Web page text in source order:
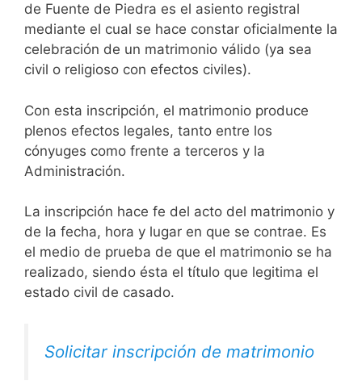
de Fuente de Piedra es el asiento registral
mediante el cual se hace constar oficialmente la
celebración de un matrimonio válido (ya sea
civil o religioso con efectos civiles).
Con esta inscripción, el matrimonio produce
plenos efectos legales, tanto entre los
cónyuges como frente a terceros y la
Administración.
La inscripción hace fe del acto del matrimonio y
de la fecha, hora y lugar en que se contrae. Es
el medio de prueba de que el matrimonio se ha
realizado, siendo ésta el título que legitima el
estado civil de casado.
Solicitar inscripción de matrimonio